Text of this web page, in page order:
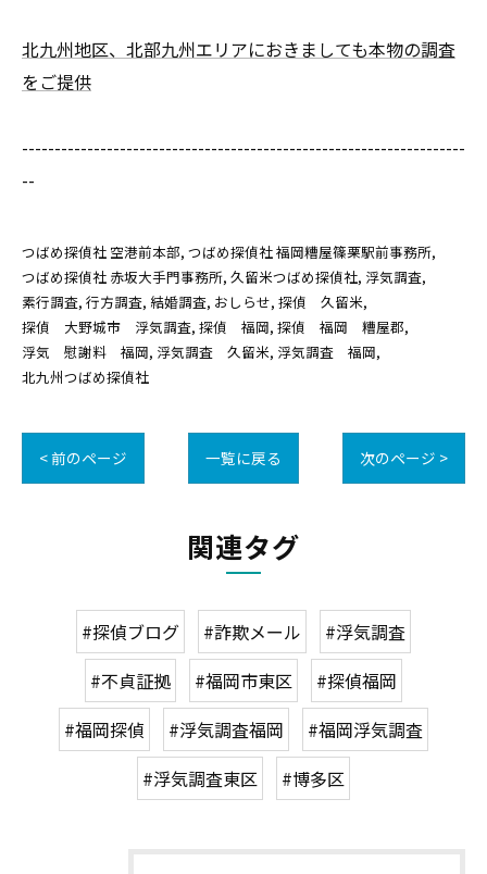
北九州地区、北部九州エリアにおきましても本物の調査
をご提供
--------------------------------------------------------------------
--
つばめ探偵社 空港前本部 つばめ探偵社 福岡糟屋篠栗駅前事務所
つばめ探偵社 赤坂大手門事務所 久留米つばめ探偵社 浮気調査
素行調査 行方調査 結婚調査 おしらせ 探偵 久留米
探偵 大野城市 浮気調査 探偵 福岡 探偵 福岡 糟屋郡
浮気 慰謝料 福岡 浮気調査 久留米 浮気調査 福岡
北九州つばめ探偵社
< 前のページ 一覧に戻る 次のページ >
関連タグ
#探偵ブログ #詐欺メール
#浮気調査
#不貞証拠
#福岡市東区
#探偵福岡
#福岡探偵
#浮気調査福岡
#福岡浮気調査
#浮気調査東区
#博多区